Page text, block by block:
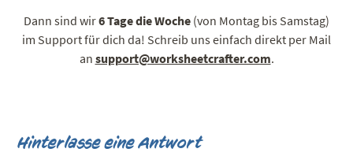
Dann sind wir6 Tage die Woche (von Montag bis Samstag)
im Support für dich da! Schreib uns einfach direkt per Mail
an support@worksheetcrafter.com.
Hinterlasse eine Antwort